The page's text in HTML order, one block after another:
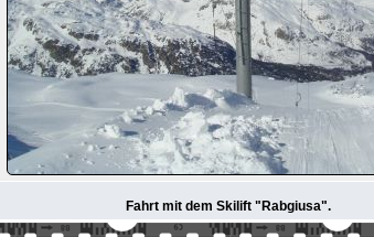
Fahrt mit dem Skilift "Rabgiusa".